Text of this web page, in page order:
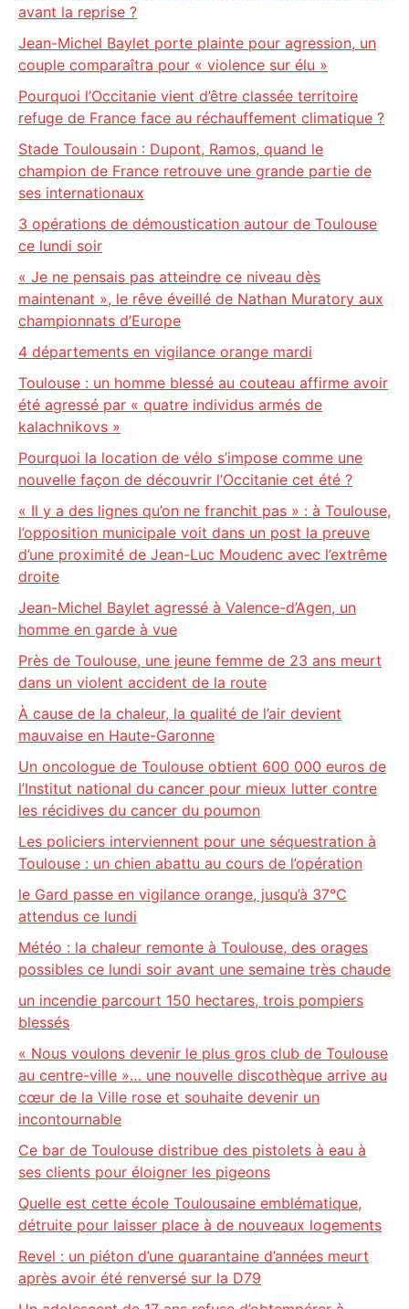
avant la reprise ?
Jean-Michel Baylet porte plainte pour agression, un
couple comparaîtra pour « violence sur élu »
Pourquoi l’Occitanie vient d’être classée territoire
refuge de France face au réchauffement climatique ?
Stade Toulousain : Dupont, Ramos, quand le
champion de France retrouve une grande partie de
ses internationaux
3 opérations de démoustication autour de Toulouse
ce lundi soir
« Je ne pensais pas atteindre ce niveau dès
maintenant », le rêve éveillé de Nathan Muratory aux
championnats d’Europe
4 départements en vigilance orange mardi
Toulouse : un homme blessé au couteau affirme avoir
été agressé par « quatre individus armés de
kalachnikovs »
Pourquoi la location de vélo s’impose comme une
nouvelle façon de découvrir l’Occitanie cet été ?
« Il y a des lignes qu’on ne franchit pas » : à Toulouse,
l’opposition municipale voit dans un post la preuve
d’une proximité de Jean-Luc Moudenc avec l’extrême
droite
Jean-Michel Baylet agressé à Valence-d’Agen, un
homme en garde à vue
Près de Toulouse, une jeune femme de 23 ans meurt
dans un violent accident de la route
À cause de la chaleur, la qualité de l’air devient
mauvaise en Haute-Garonne
Un oncologue de Toulouse obtient 600 000 euros de
l’Institut national du cancer pour mieux lutter contre
les récidives du cancer du poumon
Les policiers interviennent pour une séquestration à
Toulouse : un chien abattu au cours de l’opération
le Gard passe en vigilance orange, jusqu’à 37°C
attendus ce lundi
Météo : la chaleur remonte à Toulouse, des orages
possibles ce lundi soir avant une semaine très chaude
un incendie parcourt 150 hectares, trois pompiers
blessés
« Nous voulons devenir le plus gros club de Toulouse
au centre-ville »… une nouvelle discothèque arrive au
cœur de la Ville rose et souhaite devenir un
incontournable
Ce bar de Toulouse distribue des pistolets à eau à
ses clients pour éloigner les pigeons
Quelle est cette école Toulousaine emblématique,
détruite pour laisser place à de nouveaux logements
Revel : un piéton d’une quarantaine d’années meurt
après avoir été renversé sur la D79